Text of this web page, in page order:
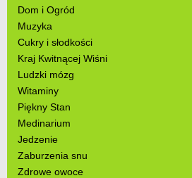
Dom i Ogród
Muzyka
Cukry i słodkości
Kraj Kwitnącej Wiśni
Ludzki mózg
Witaminy
Piękny Stan
Medinarium
Jedzenie
Zaburzenia snu
Zdrowe owoce